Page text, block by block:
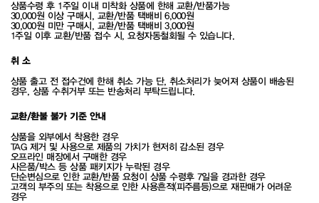
상품수령 후 1주일 이내 미착화 상품에 한해 교환/반품가능
30,000원 이상 구매시, 교환/반품 택배비 6,000원
30,000원 미만 구매시, 교환/반품 택배비 3,000원
1주일 이후 교환/반품 접수 시, 요청자동철회될 수 있습니다.
취 소
상품 출고 전 접수건에 한해 취소 가능 단, 취소처리가 늦어져 상품이 배송된
경우, 상품 수취거부 또는 반송처리 부탁드립니다.
교환/환불 불가 기준 안내
상품을 외부에서 착용한 경우
TAG 제거 및 사용으로 제품의 가치가 현저히 감소된 경우
오프라인 매장에서 구매한 경우
사은품/박스 등 상품 패키지가 누락된 경우
단순변심으로 인한 교환/반품 요청이 상품 수령후 7일을 경과한 경우
고객의 부주의 또는 착용으로 인한 사용흔적(피주름등)으로 재판매가 어려운
경우